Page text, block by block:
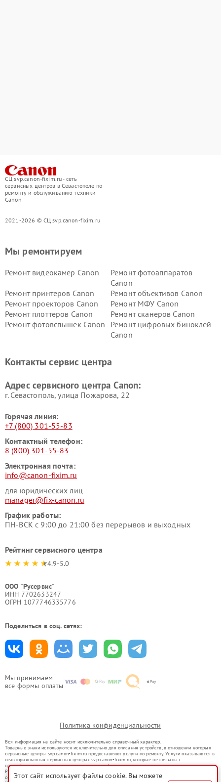
СЦ svp.canon-fixim.ru - сеть
сервисных центров в Севастополе по
ремонту и обслуживанию техники
Canon
2021-2026 © СЦ svp.canon-fixim.ru
Мы принимаем
все формы оплаты
Мы ремонтируем
Ремонт видеокамер Canon
Ремонт фотоаппаратов
Canon
Ремонт принтеров Canon
Ремонт объективов Canon
Ремонт проекторов Canon
Ремонт МФУ Canon
Ремонт плоттеров Canon
Ремонт сканеров Canon
Ремонт фотовспышек Canon
Ремонт цифровых биноклей
Canon
Контакты сервис центра
Адрес сервисного центра Canon:
г. Севастополь, улица Пожарова, 22
Горячая линия:
+7 (800) 301-55-83
Контактный телефон:
8 (800) 301-55-83
Электронная почта:
info@canon-fixim.ru
для юридических лиц
manager@fix-canon.ru
График работы:
ПН-ВСК с 9:00 до 21:00 без перерывов и выходных
Рейтинг сервисного центра
4.9-5.0
ООО "Русервис"
ИНН 7702633247
ОГРН 1077746335776
Поделиться в соц. сетях:
Политика конфиденциальности
Вся информация на сайте носит исключительно справочный характер.
Товарные знаки используются исключительно для описания устройств, в отношении которых
сервисные центры svp.canon-fixim.ru предоставляют услуги по ремонту. Услуги оказываются в
неавторизованных сервисных центрах svp.canon-fixim.ru, которые не связаны с
правообладателями товарных знаков или их официальными представителями.
Ремонт осуществляется для устройств, уже введенных в гражданский оборот в соответствии
со статьей 1487 ГК РФ.
Этот сайт использует файлы cookie. Вы можете